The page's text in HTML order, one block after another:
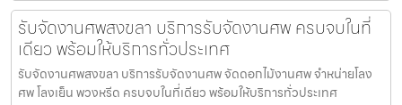
รับจัดงานศพสงขลา บริการรับจัดงานศพ ครบจบในที่
เดียว พร้อมให้บริการทั่วประเทศ
รับจัดงานศพสงขลา บริการรับจัดงานศพ จัดดอกไม้งานศพ จำหน่ายโลง
ศพ โลงเย็น พวงหรีด ครบจบในที่เดียว พร้อมให้บริการทั่วประเทศ